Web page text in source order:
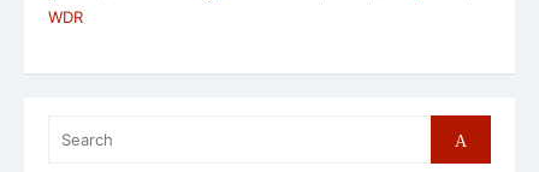
WDR
for:
Search